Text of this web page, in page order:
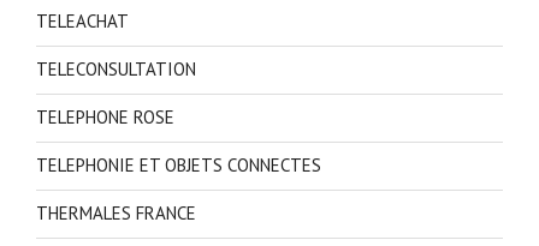
TELEACHAT
TELECONSULTATION
TELEPHONE ROSE
TELEPHONIE ET OBJETS CONNECTES
THERMALES FRANCE